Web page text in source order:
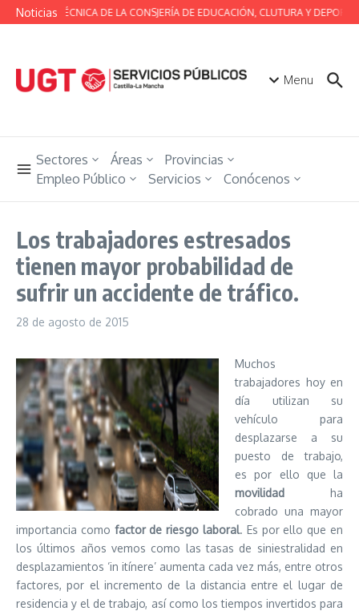
Saltar al contenido
Noticias
MESA TÉCNICA DE LA CONSJERÍA DE EDUCACIÓN, CLUTURA Y
Menu
Sectores Áreas
Provincias
Empleo Público
Servicios Conócenos
Los trabajadores estresados
tienen mayor probabilidad de
sufrir un accidente de tráfico.
28 de agosto de 2015
Muchos
trabajadores hoy en
día utilizan su
vehículo para
desplazarse a su
puesto de trabajo,
es por ello que la
movilidad ha
cobrado una mayor
importancia como factor de riesgo laboral. Es por ello que en
los últimos años vemos como las tasas de siniestralidad en
desplazamientos ‘in itínere’ aumenta cada vez más, entre otros
factores, por el incremento de la distancia entre el lugar de
residencia y el de trabajo, así como los tiempos invertidos para